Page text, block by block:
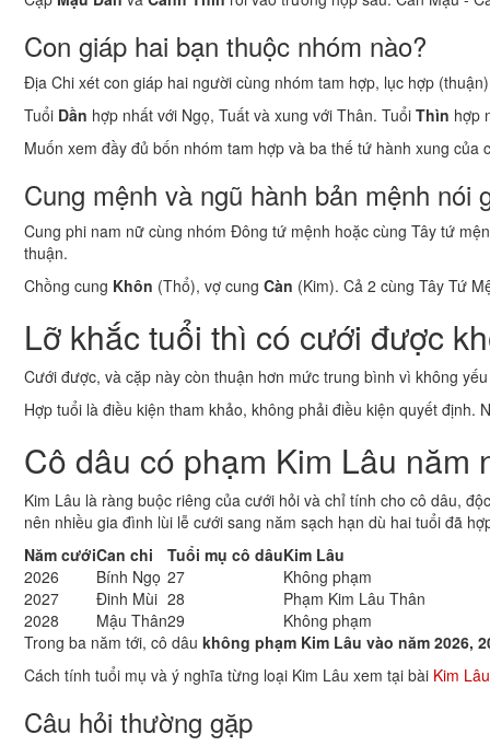
Con giáp hai bạn thuộc nhóm nào?
Địa Chi xét con giáp hai người cùng nhóm tam hợp, lục hợp
Tuổi Dần hợp nhất với Ngọ, Tuất và xung với Thân. Tuổi Thìn hợp
Muốn xem đầy đủ bốn nhóm tam hợp và ba thế tứ hành xung của
Cung mệnh và ngũ hành bản mệnh nói
Cung phi nam nữ cùng nhóm Đông tứ mệnh hoặc cùng Tây tứ
thuận.
Chồng cung Khôn (Thổ), vợ cung Càn (Kim). Cả 2 cùng Tây Tứ
Lỡ khắc tuổi thì có cưới được
Cưới được, và cặp này còn thuận hơn mức trung bình vì không
Hợp tuổi là điều kiện tham khảo, không phải điều kiện quyết
Cô dâu có phạm Kim Lâu năm
Kim Lâu là ràng buộc riêng của cưới hỏi và chỉ tính cho cô dâu,
nên nhiều gia đình lùi lễ cưới sang năm sạch hạn dù hai tuổi đã
Năm cướiCan chi Tuổi mụ cô dâuKim Lâu
2026
Bính Ngọ 27
Không phạm
2027
Đinh Mùi 28
Phạm Kim Lâu Thân
2028
Mậu Thân29
Không phạm
Trong ba năm tới, cô dâu không phạm Kim Lâu vào năm 2026,
Cách tính tuổi mụ và ý nghĩa từng loại Kim Lâu xem tại bài Kim
Câu hỏi thường gặp